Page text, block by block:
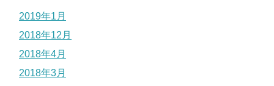
2019年1月
2018年12月
2018年4月
2018年3月